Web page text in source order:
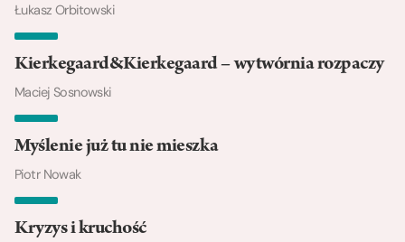
Łukasz Orbitowski
Kierkegaard&Kierkegaard – wytwórnia rozpaczy
Maciej Sosnowski
Myślenie już tu nie mieszka
Piotr Nowak
Kryzys i kruchość